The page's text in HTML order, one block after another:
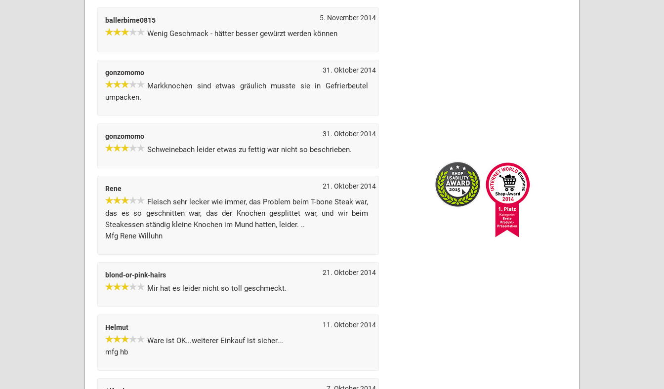
ballerbirne0815 5. November 2014
Wenig Geschmack - hätter besser gewürzt werden können
gonzomomo 31. Oktober 2014
Markknochen sind etwas gräulich musste sie in Gefrierbeutel
umpacken.
gonzomomo 31. Oktober 2014
Schweinebach leider etwas zu fettig war nicht so beschrieben.
Rene 21. Oktober 2014
Fleisch sehr lecker wie immer, das Problem beim T-bone Steak war,
das es so geschnitten war, das der Knochen gesplittet war, und wir beim
Steakessen ständig kleine Knochen im Mund hatten, leider. ..
Mfg Rene Willuhn
blond-or-pink-hairs 21. Oktober 2014
Mir hat es leider nicht so toll geschmeckt.
Helmut 11. Oktober 2014
Ware ist OK...weiterer Einkauf ist sicher...
mfg hb